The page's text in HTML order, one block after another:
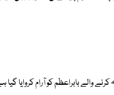
اسکور نہ کرنے والے بابراعظم کو آرام کروایا